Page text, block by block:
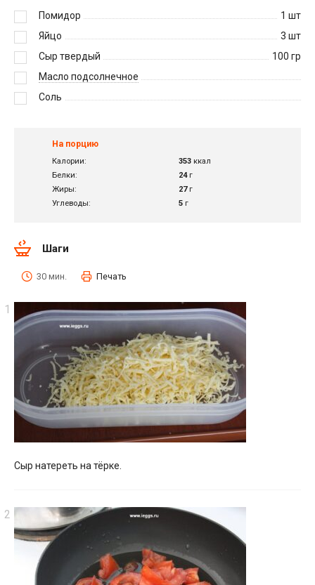
Помидор 1 шт
Яйцо
3 шт
Сыр твердый
100 гр
Масло подсолнечное
Соль
На порцию
Калории: 353 ккал
Белки:
24г
Жиры:
27г
Углеводы:
5 г
Шаги
30 мин. Печать
Сыр натереть на тёрке.